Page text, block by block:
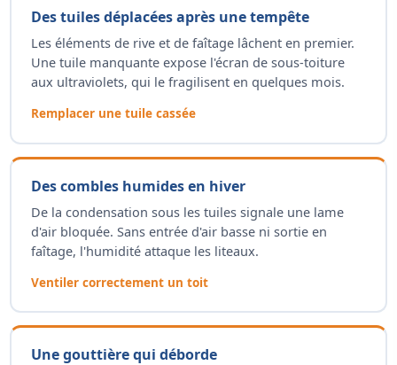
Des tuiles déplacées après une tempête
Les éléments de rive et de faîtage lâchent en premier.
Une tuile manquante expose l'écran de sous-toiture
aux ultraviolets, qui le fragilisent en quelques mois.
Remplacer une tuile cassée
Des combles humides en hiver
De la condensation sous les tuiles signale une lame
d'air bloquée. Sans entrée d'air basse ni sortie en
faîtage, l'humidité attaque les liteaux.
Ventiler correctement un toit
Une gouttière qui déborde